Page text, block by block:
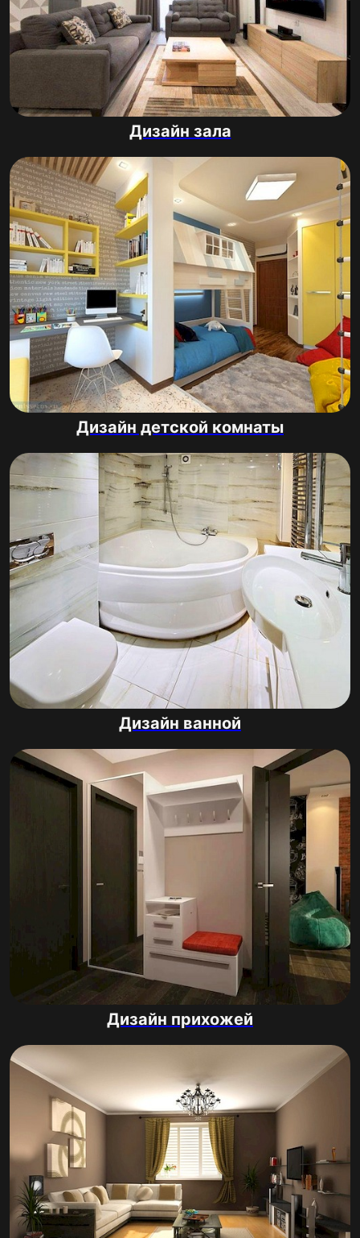
Дизайн зала
Дизайн детской комнаты
Дизайн ванной
Дизайн прихожей